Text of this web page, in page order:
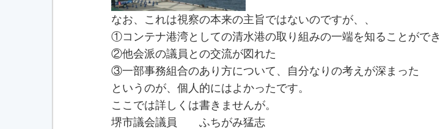
なお、これは視察の本来の主旨ではないのですが、、
①コンテナ港湾としての清水港の取り組みの一端を知ることがで
②他会派の議員との交流が図れた
③一部事務組合のあり方について、自分なりの考えが深まった
というのが、個人的にはよかったです。
ここでは詳しくは書きませんが。
堺市議会議員 ふちがみ猛志